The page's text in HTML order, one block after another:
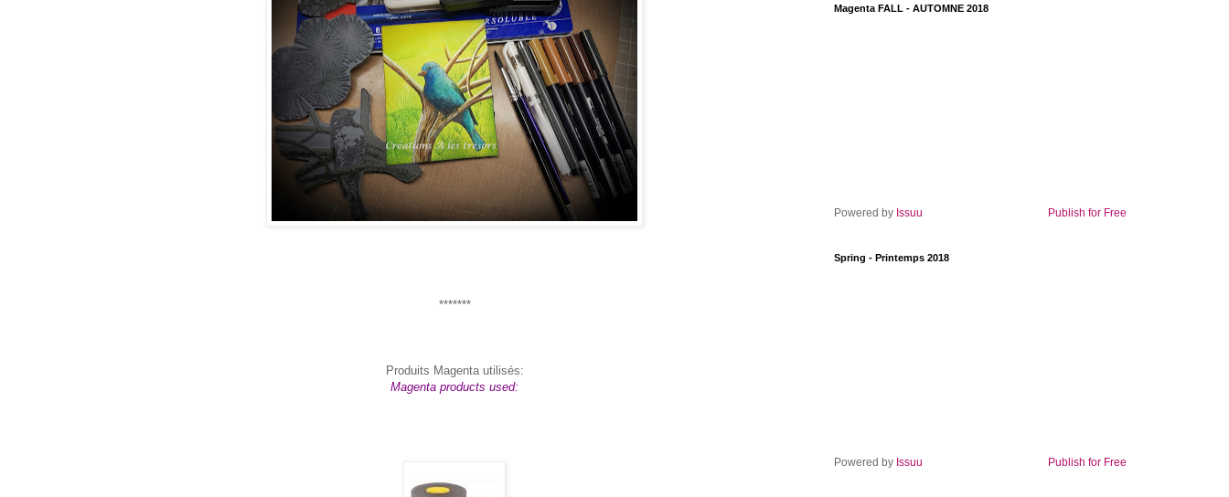
*******
Produits Magenta utilisés:
Magenta products used:
Magenta FALL - AUTOMNE 2018
Powered by Issuu Publish for Free
Spring - Printemps 2018
Powered by Issuu Publish for Free